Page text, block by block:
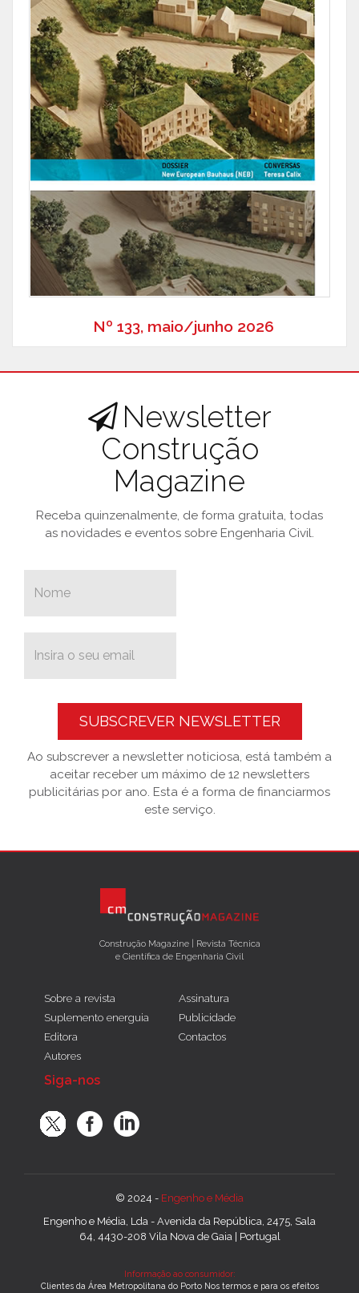
Nº 133, maio/junho 2026
Newsletter
Construção
Magazine
Receba quinzenalmente, de forma gratuita, todas
as novidades e eventos sobre Engenharia Civil.
SUBSCREVER NEWSLETTER
Ao subscrever a newsletter noticiosa, está também a
aceitar receber um máximo de 12 newsletters
publicitárias por ano. Esta é a forma de financiarmos
este serviço.
Construção Magazine | Revista Técnica
e Científica de Engenharia Civil
Sobre a revista
Suplemento energuia
Editora
Autores
Assinatura
Publicidade
Contactos
Siga-nos
© 2024 - Engenho e Média
Engenho e Média, Lda - Avenida da República, 2475, Sala
64, 4430-208 Vila Nova de Gaia | Portugal
Informação ao consumidor:
Clientes da Área Metropolitana do Porto Nos termos e para os efeitos